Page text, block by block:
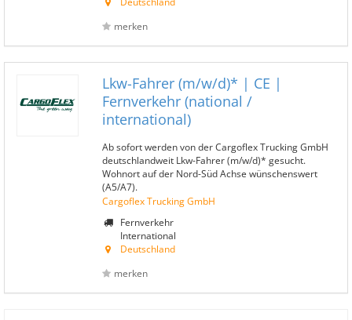
merken
Lkw-Fahrer (m/w/d)* | CE |
Fernverkehr (national /
international)
Ab sofort werden von der Cargoflex Trucking GmbH
deutschlandweit Lkw-Fahrer (m/w/d)* gesucht.
Wohnort auf der Nord-Süd Achse wünschenswert
(A5/A7).
Cargoflex Trucking GmbH
Fernverkehr
International
Deutschland
merken